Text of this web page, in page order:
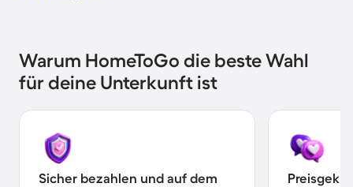
Warum HomeToGo die beste Wahl
für deine Unterkunft ist
Sicher bezahlen und auf dem